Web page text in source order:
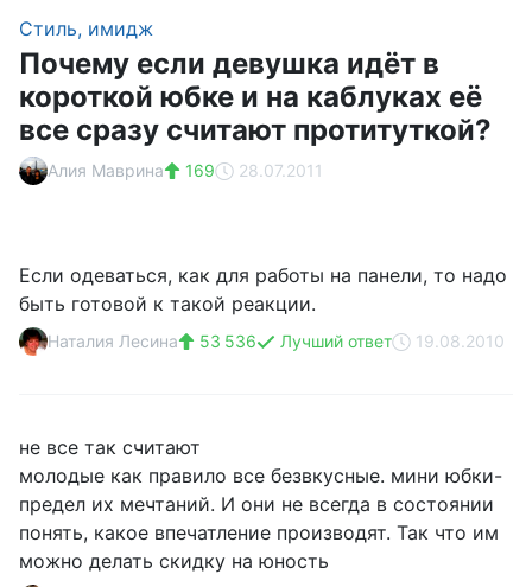
Стиль, имидж
Почему если девушка идёт в
короткой юбке и на каблуках её
все сразу считают протитуткой?
Алия Маврина 169 28.07.2011
Если одеваться, как для работы на панели, то надо
быть готовой к такой реакции.
Наталия Лесина 53 536 Лучший ответ 19.08.2010
не все так считают
молодые как правило все безвкусные. мини юбки-
предел их мечтаний. И они не всегда в состоянии
понять, какое впечатление производят. Так что им
можно делать скидку на юность